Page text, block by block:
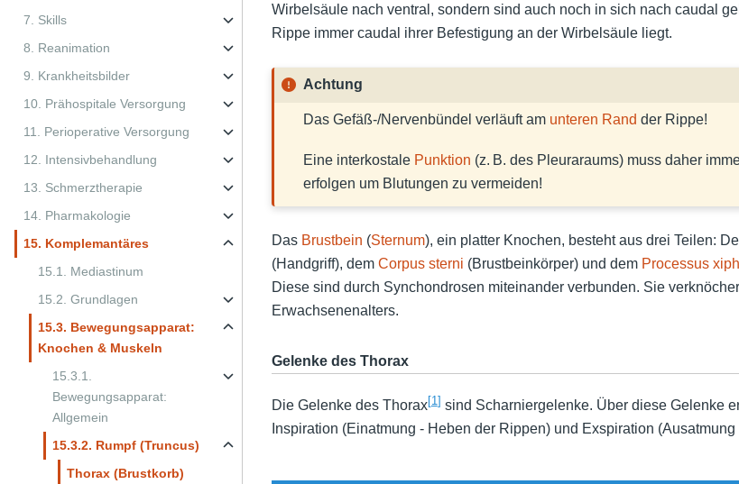
7. Skills
8. Reanimation
9. Krankheitsbilder
10. Prähospitale Versorgung
11. Perioperative Versorgung
12. Intensivbehandlung
13. Schmerztherapie
14. Pharmakologie
15. Komplemantäres
15.1. Mediastinum
15.2. Grundlagen
15.3. Bewegungsapparat:
Knochen & Muskeln
15.3.1.
Bewegungsapparat:
Allgemein
15.3.2. Rumpf (Truncus)
Thorax (Brustkorb)
Wirbelsäule nach ventral, sondern sind auch noch in sich nach caudal
Rippe immer caudal ihrer Befestigung an der Wirbelsäule liegt.
Achtung
Das Gefäß-/Nervenbündel verläuft am unteren Rand der Rippe!
Eine interkostale Punktion (z. B. des Pleuraraums) muss daher
erfolgen um Blutungen zu vermeiden!
Das Brustbein (Sternum), ein platter Knochen, besteht aus drei Teilen:
(Handgriff), dem Corpus sterni (Brustbeinkörper) und dem Processus
Diese sind durch Synchondrosen miteinander verbunden. Sie
Erwachsenenalters.
Gelenke des Thorax
Die Gelenke des Thorax[1] sind Scharniergelenke. Über diese Gelenke
Inspiration (Einatmung - Heben der Rippen) und Exspiration